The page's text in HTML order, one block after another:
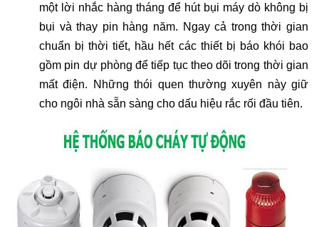
một lời nhắc hàng tháng để hút bụi máy dò không bị
bụi và thay pin hàng năm. Ngay cả trong thời gian
chuẩn bị thời tiết, hầu hết các thiết bị báo khói bao
gồm pin dự phòng để tiếp tục theo dõi trong thời gian
mất điện. Những thói quen thường xuyên này giữ
cho ngôi nhà sẵn sàng cho dấu hiệu rắc rối đầu tiên.